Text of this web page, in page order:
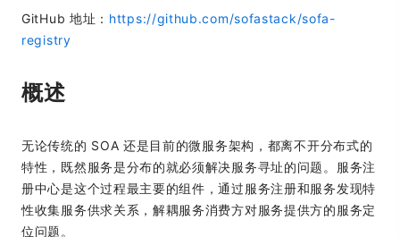
GitHub 地址： https://github.com/sofastack/sofa-
registry
概述
无论传统的 SOA 还是目前的微服务架构，都离不开分布式的
特性，既然服务是分布的就必须解决服务寻址的问题。服务注
册中心是这个过程最主要的组件，通过服务注册和服务发现特
性收集服务供求关系，解耦服务消费方对服务提供方的服务定
位问题。